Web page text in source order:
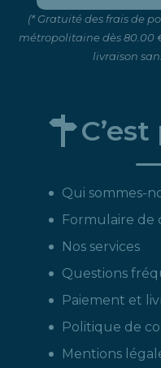
(* Gratuité des frais de
métropolitaine dès 80.00
livraison
Qui sommes-
Formulaire de
Nos services
Questions
Paiement et
Politique de
Mentions